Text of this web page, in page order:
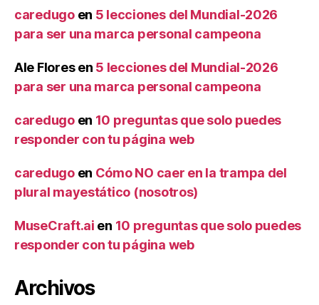
caredugoen 5 lecciones del Mundial-2026
para ser una marca personal campeona
Ale Floresen 5 lecciones del Mundial-2026
para ser una marca personal campeona
caredugoen 10 preguntas que solo puedes
responder con tu página web
caredugoen Cómo NO caer en la trampa del
plural mayestático (nosotros)
MuseCraft.ai en 10 preguntas que solo puedes
responder con tu página web
Archivos